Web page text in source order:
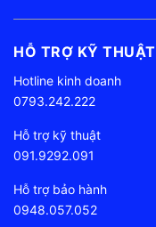
HỖ TRỢ KỸ THUẬT
Hotline kinh doanh
0793.242.222
Hỗ trợ kỹ thuật
091.9292.091
Hỗ trợ bảo hành
0948.057.052